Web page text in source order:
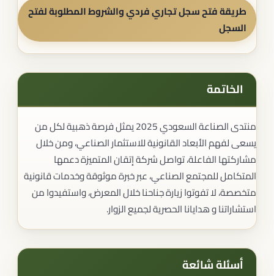
طريقة فتح سجل تجاري فردي والشروط المطلوبة لفتح
السجل
الخاتمة
منتدى الصناعة السعودي 2025 يمثل فرصة ذهبية لكل من
يسعى لفهم الأبعاد القانونية للاستثمار الصناعي، ومن خلال
مشاركتها الفاعلة، تواصل شركة إتقان المتميزة دعمها
المتكامل للمجتمع الصناعي، عبر خبرة موثوقة وخدمات قانونية
متخصصة، لا تفوتوا زيارة جناحنا خلال المعرض، واستفيدوا من
استشاراتنا و هدايانا الحصرية لجميع الزوار.
أسئلة شائعة